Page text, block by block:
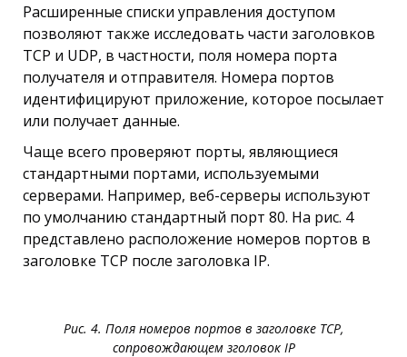
Расширенные списки управления доступом
позволяют также исследовать части заголовков
ТСР и UDP, в частности, поля номера порта
получателя и отправителя. Номера портов
идентифицируют приложение, которое посылает
или получает данные.
Чаще всего проверяют порты, являющиеся
стандартными портами, используемыми
серверами. Например, веб-серверы используют
по умолчанию стандартный порт 80. На рис. 4
представлено расположение номеров портов в
заголовке ТСР после заголовка IP.
Рис. 4. Поля номеров портов в заголовке TCP,
сопровождающем зголовок IP